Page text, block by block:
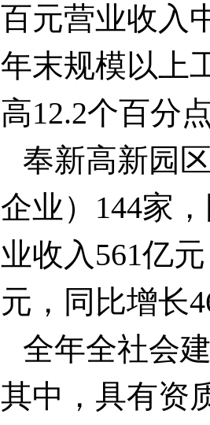
百元营业收入
年末规模以上
高12.2个百分
奉新高新园
企业）144家
业收入561亿
元，同比增长
全年全社会
其中，具有资